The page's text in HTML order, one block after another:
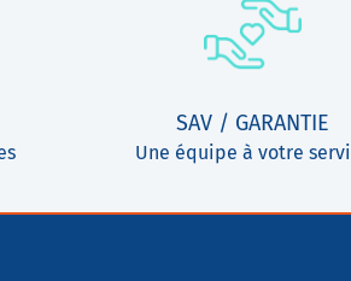
SAV / GARANTIE
Une équipe à votre